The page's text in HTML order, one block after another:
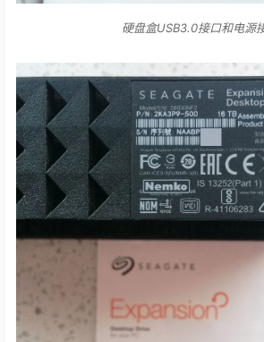
硬盘盒USB3.0接口和电源